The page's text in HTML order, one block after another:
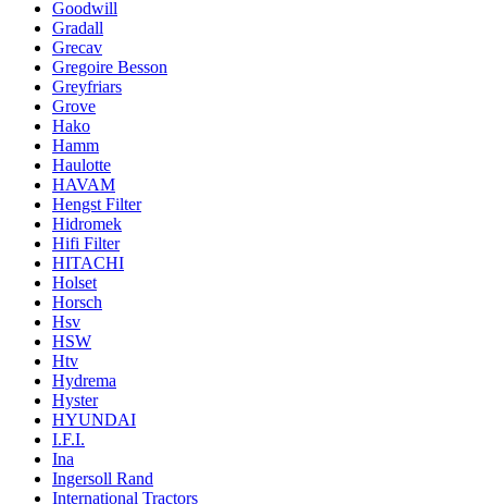
Goodwill
Gradall
Grecav
Gregoire Besson
Greyfriars
Grove
Hako
Hamm
Haulotte
HAVAM
Hengst Filter
Hidromek
Hifi Filter
HITACHI
Holset
Horsch
Hsv
HSW
Htv
Hydrema
Hyster
HYUNDAI
I.F.I.
Ina
Ingersoll Rand
International Tractors